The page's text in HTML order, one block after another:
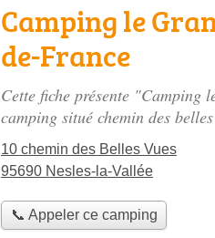
Camping le
de-France
Cette fiche présente "Camping
camping situé chemin des
10 chemin des Belles Vues
95690 Nesles-la-Vallée
📞 Appeler ce camping